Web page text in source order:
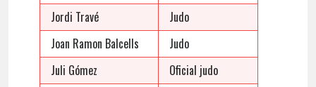
Jordi Travé
Judo
Joan Ramon Balcells
Judo
Juli Gómez
Oficial judo